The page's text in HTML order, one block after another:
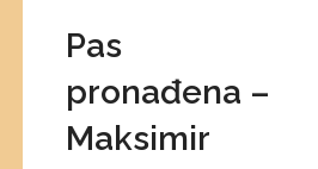
Pas
pronađena –
Maksimir